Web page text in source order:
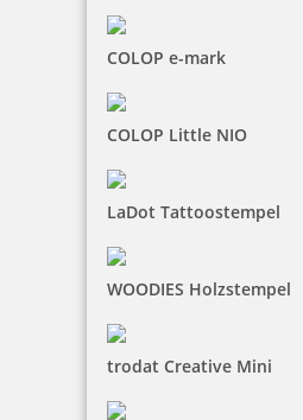
COLOP e-mark
COLOP Little NIO
LaDot Tattoostempel
WOODIES Holzstempel
trodat Creative Mini